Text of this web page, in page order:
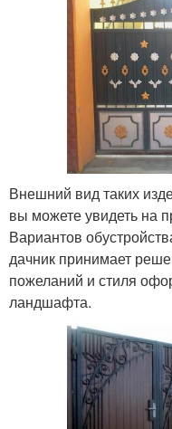
Внешний вид таких
вы можете увидеть на
Вариантов
дачник принимает
пожеланий и стиля
ландшафта.